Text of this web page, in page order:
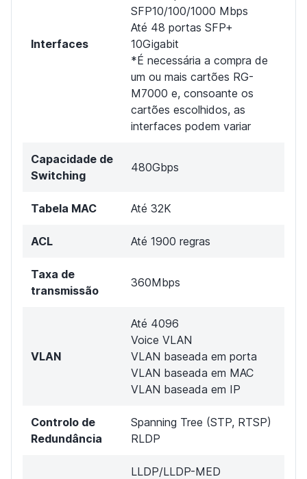
Interfaces
SFP10/100/1000 Mbps
Até 48 portas SFP+
10Gigabit
*É necessária a compra de
um ou mais cartões RG-
M7000 e, consoante os
cartões escolhidos, as
interfaces podem variar
Capacidade de
Switching
480Gbps
Tabela MAC Até 32K
ACL Até 1900 regras
Taxa de
transmissão
360Mbps
VLAN
Até 4096
Voice VLAN
VLAN baseada em porta
VLAN baseada em MAC
VLAN baseada em IP
Controlo de
Redundância
Spanning Tree (STP, RTSP)
RLDP
LLDP/LLDP-MED